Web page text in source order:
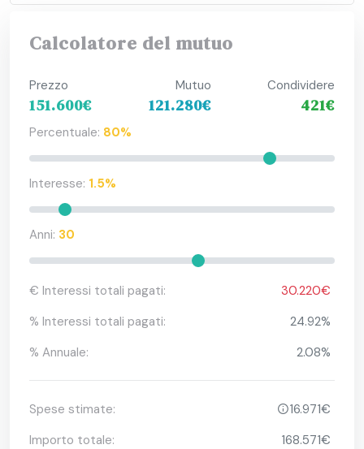
Calcolatore del mutuo
Prezzo
151.600€
Mutuo
121.280€
Condividere
421€
Percentuale: 80%
Interesse: 1.5%
Anni: 30
€ Interessi totali pagati:
30.220€
% Interessi totali pagati:
24.92%
% Annuale:
2.08%
Spese stimate:
16.971€
Importo totale:
168.571€